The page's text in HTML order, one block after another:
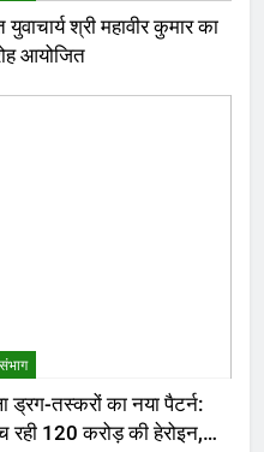
श्री महावीर कुमार का
आयोजित
ड्रग-तस्करों का नया पैटर्न:
120 करोड़ की हेरोइन,